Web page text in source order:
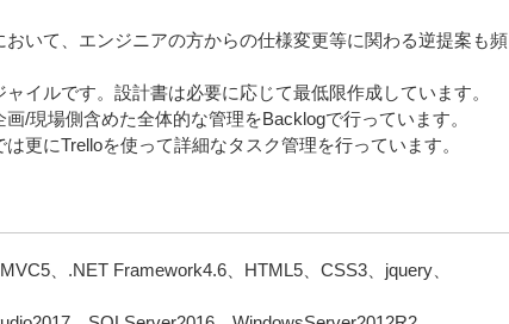
おいて、エンジニアの方からの仕様変更等に関わる逆提案も頻
ャイルです。設計書は必要に応じて最低限作成しています。
画/現場側含めた全体的な管理をBacklogで行っています。
更にTrelloを使って詳細なタスク管理を行っています。
、.NET Framework4.6、HTML5、CSS3、jquery、